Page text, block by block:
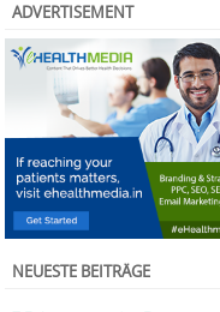
ADVERTISEMENT
NEUESTE BEITRÄGE